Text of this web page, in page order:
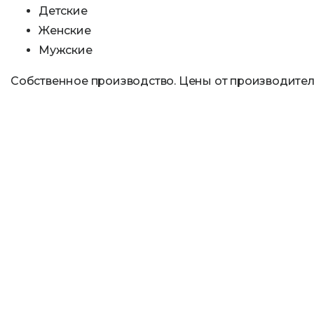
Детские
Женские
Мужские
Собственное производство. Цены от